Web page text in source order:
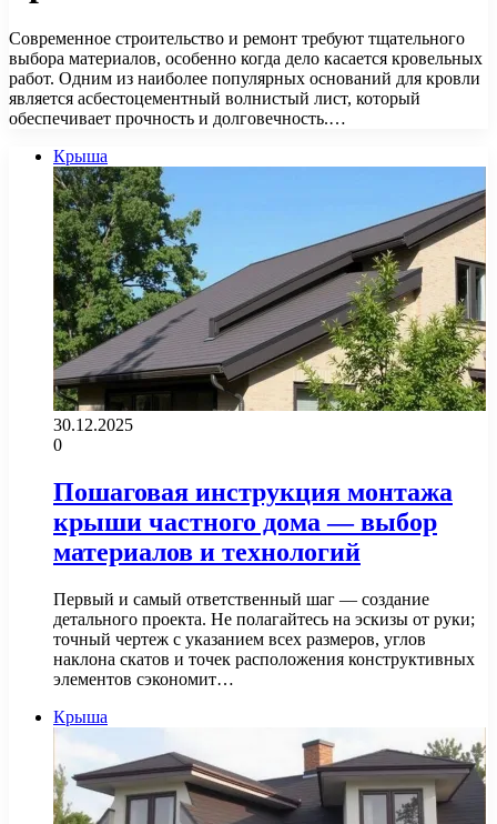
Современное строительство и ремонт требуют тщательного
выбора материалов, особенно когда дело касается кровельных
работ. Одним из наиболее популярных оснований для кровли
является асбестоцементный волнистый лист, который
обеспечивает прочность и долговечность.…
Крыша
30.12.2025
0
Пошаговая инструкция монтажа
крыши частного дома — выбор
материалов и технологий
Первый и самый ответственный шаг — создание
детального проекта. Не полагайтесь на эскизы от руки;
точный чертеж с указанием всех размеров, углов
наклона скатов и точек расположения конструктивных
элементов сэкономит…
Крыша